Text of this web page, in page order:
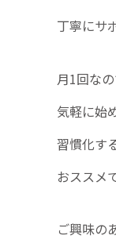
丁寧にサ
月1回な
気軽に始
習慣化す
おススメ
ご興味の